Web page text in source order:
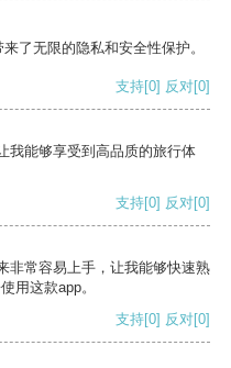
了无限的隐私和安全性保护。
支持[0] 反对[0]
我能够享受到高品质的旅行体
支持[0] 反对[0]
非常容易上手，让我能够快速熟
用这款app。
支持[0] 反对[0]